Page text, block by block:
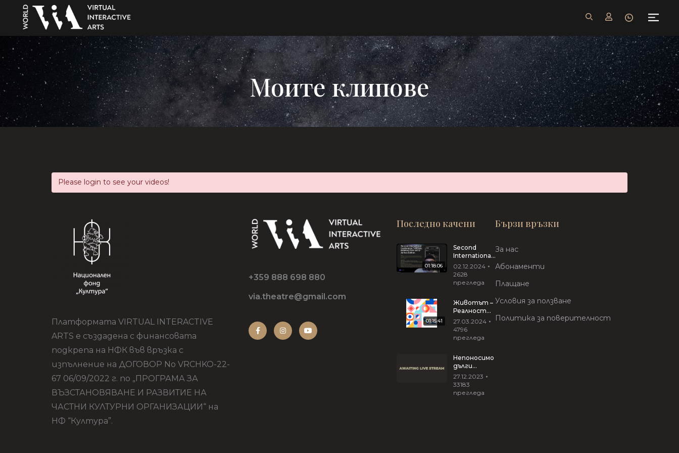
Моите клипове
Please login to see your videos!
Платформата VIRTUAL INTERACTIVE
ARTS е създадена с финансовата
подкрепа на НФК във връзка с
изпълнение на ДОГОВОР No VRCHKO-22-
67 06/09/2022 г. по „ПРОГРАМА ЗА
ВЪЗСТАНОВЯВАНЕ И РАЗВИТИЕ НА
ЧАСТНИ КУЛТУРНИ ОРГАНИЗАЦИИ“ на
НФ “Култура”.
+359 888 698 880
via.theatre@gmail.com
Последно качени
01:18:06
Second
International
Conference
“VIRTUAL
INTERACTIVE
ARTS”
02.12.2024
2628
прегледа
01:15:41
Животът –
Реалност
Риалити
27.03.2024
27.03.2024
4796
прегледа
Непоносимо
дълги
прегръдки
от Иван
Вирипаев
27.12.2023
33183
прегледа
Бързи връзки
За нас
Абонаменти
Плащане
Условия за ползване
Политика за поверителност